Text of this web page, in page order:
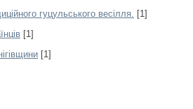
гуцульського весілля. [1]
[1]
[1]